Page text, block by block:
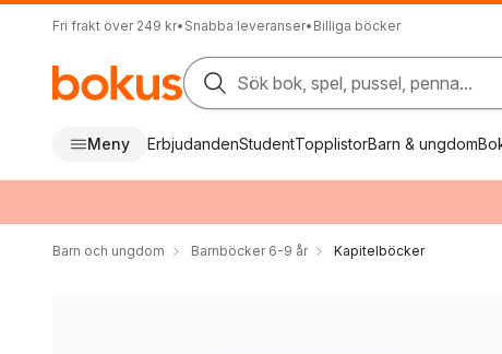
Fri frakt över 249 kr• Snabba leveranser• Billiga böcker
Sök bok, spel, pussel, penna...
Meny ErbjudandenStudentTopplistorBarn & ungdom
Barn och ungdom Barnböcker 6-9 år Kapitelböcker